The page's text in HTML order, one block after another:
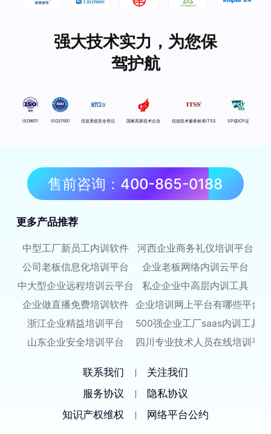
强大技术实力，为您保
驾护航
ISO9011 ISO27001 信息系统安全登记 国家高新技术企业 信息技术服务标准ITSS SP或ICP证
售前咨询：400-865-0188
更多产品推荐
中型工厂新员工内训软件
河西企业商务礼仪培训平台
公司老板信息化培训平台
企业老板网络内训云平台
中大型企业远程培训云平台
私企企业中高层内训工具
企业做直播免费培训软件 企业培训网上平台有哪些平台
浙江企业精益培训平台
500强企业工厂saas内训工具
山东企业安全培训平台
四川专业技术人员在线培训平台
联系我们 |
关注我们
服务协议
|
隐私协议
知识产权维权
| 网络平台公约